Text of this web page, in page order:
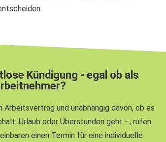
Kündigung - egal ob als
und unabhängig davon, ob es
Urlaub oder Überstunden geht –, rufen
einen Termin für eine individuelle